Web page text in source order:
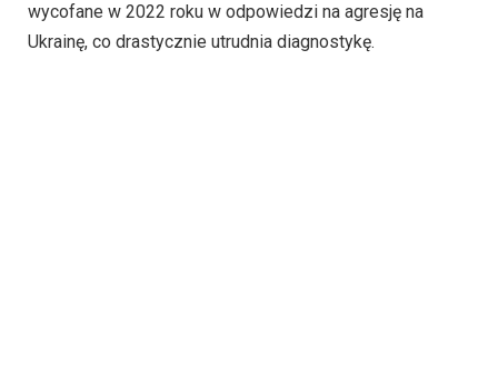
wycofane w 2022 roku w odpowiedzi na agresję na
Ukrainę, co drastycznie utrudnia diagnostykę.